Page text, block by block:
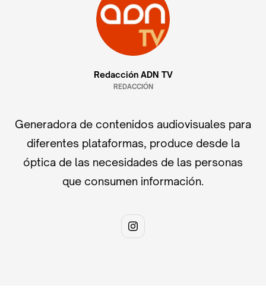
Redacción ADN TV
REDACCIÓN
Generadora de contenidos audiovisuales para
diferentes plataformas, produce desde la
óptica de las necesidades de las personas
que consumen información.